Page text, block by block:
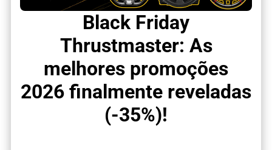
Black Friday
Thrustmaster: As
melhores promoções
2026 finalmente reveladas
(-35%)!